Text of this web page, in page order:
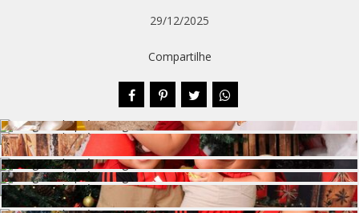
29/12/2025
Compartilhe